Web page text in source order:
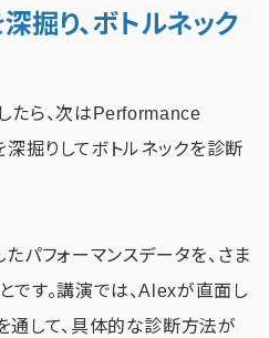
掘り、ボトルネック
たら、次はPerformance
掘りしてボトルネックを診断
パフォーマンスデータを、さま
です。講演では、Alexが直面し
通して、具体的な診断方法が